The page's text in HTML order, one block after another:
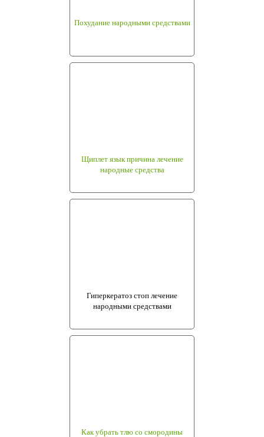
Похудание народными средствами
Щиплет язык причина лечение
народные средства
Гиперкератоз стоп лечение
народными средствами
Как убрать тлю со смородины